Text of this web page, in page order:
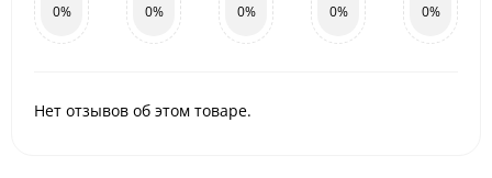
0% 0% 0% 0% 0%
Нет отзывов об этом товаре.